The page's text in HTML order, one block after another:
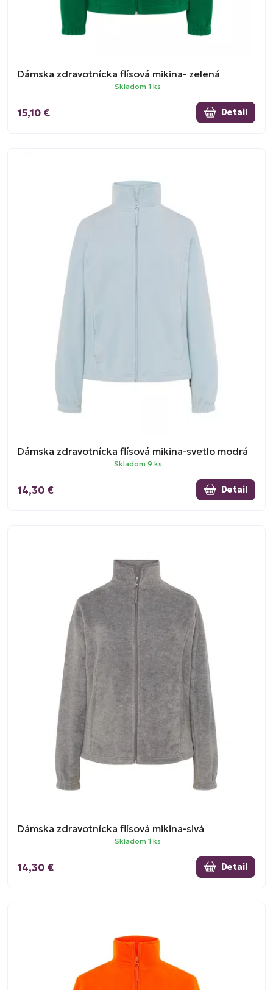
Dámska zdravotnícka flísová mikina- zelená
Skladom 1 ks
15,10 € Detail
Dámska zdravotnícka flísová mikina-svetlo modrá
Skladom 9 ks
14,30 € Detail
Dámska zdravotnícka flísová mikina-sivá
Skladom 1 ks
14,30 € Detail